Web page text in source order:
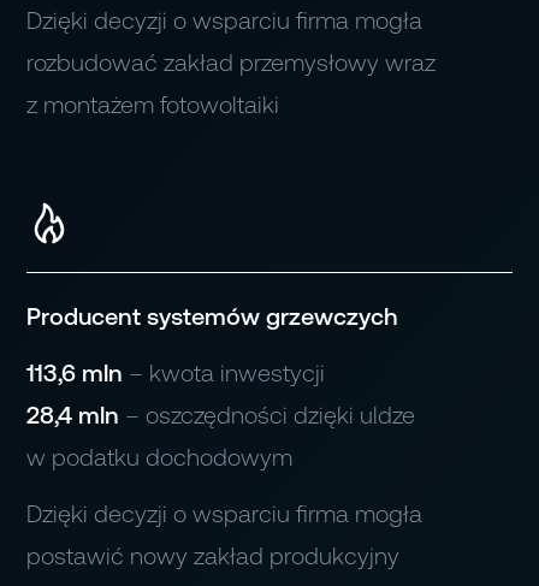
Reklamowa
Tworzywa
Dzięki decyzji o wsparciu firma mogła
rozbudować zakład przemysłowy wraz
z montażem fotowoltaiki
Producent systemów grzewczych
113,6 mln – kwota inwestycji
28,4 mln – oszczędności dzięki uldze
w podatku dochodowym
Dzięki decyzji o wsparciu firma mogła
postawić nowy zakład produkcyjny